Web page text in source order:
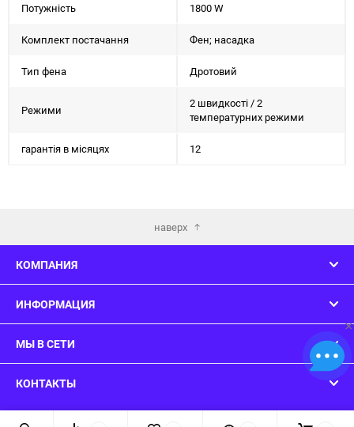
Потужність 1800 W
Комплект постачання Фен; насадка
Тип фена Дротовий
Режими
2 швидкості / 2
температурних режими
гарантія в місяцях 12
наверх
КОМПАНИЯ
ИНФОРМАЦИЯ
МЫ В СЕТИ
КОНТАКТЫ
© 2026 ConsoleWars - Вы нашли то что искали!
×